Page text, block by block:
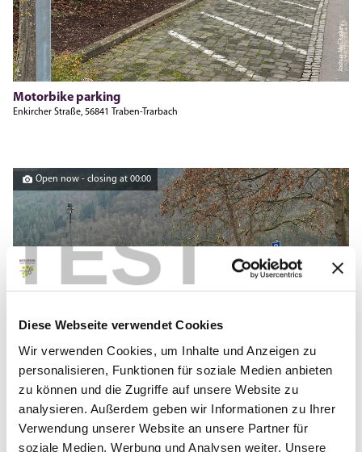
TEST
Diese Webseite verwendet Cookies
Wir verwenden Cookies, um Inhalte und Anzeigen zu
personalisieren, Funktionen für soziale Medien anbieten
zu können und die Zugriffe auf unsere Website zu
analysieren. Außerdem geben wir Informationen zu Ihrer
Verwendung unserer Website an unsere Partner für
soziale Medien, Werbung und Analysen weiter. Unsere
Joshua McCluskey
Motorbike parking
Enkircher Straße, 56841 Traben-Trarbach
Open now - closing at 00:00
Car park "An der Mosel"
An der Mosel, 56841 Traben-Trarbach